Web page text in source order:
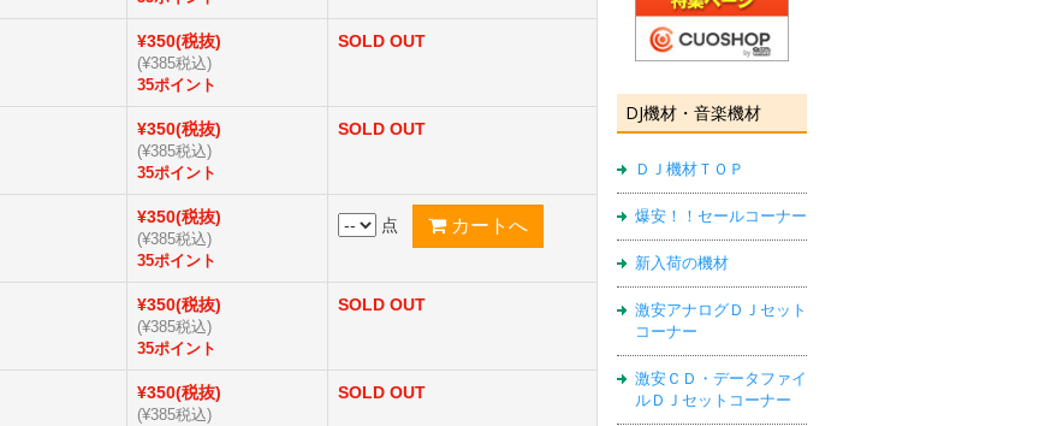
DJ機材・音楽機材
ＤＪ機材ＴＯＰ
爆安！！セールコーナー
新入荷の機材
激安アナログＤＪセット
コーナー
激安ＣＤ・データファイ
ルＤＪセットコーナー
¥350(税抜)
(¥385税込)
35ポイント
SOLD OUT
¥350(税抜)
(¥385税込)
35ポイント
SOLD OUT
¥350(税抜)
(¥385税込)
35ポイント
点
¥350(税抜)
(¥385税込)
35ポイント
SOLD OUT
¥350(税抜)
(¥385税込)
SOLD OUT